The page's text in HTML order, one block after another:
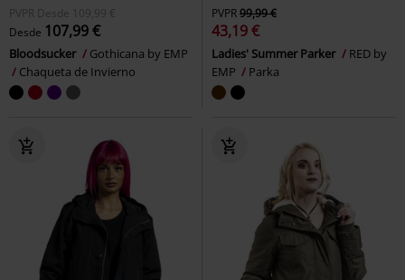
PVPR
Desde 109,99 €
Desde 107,99 €
Bloodsucker
Gothicana by EMP
Chaqueta de Invierno
PVPR99,99 €
43,19 €
Ladies' Summer Parker
RED by
EMP
Parka